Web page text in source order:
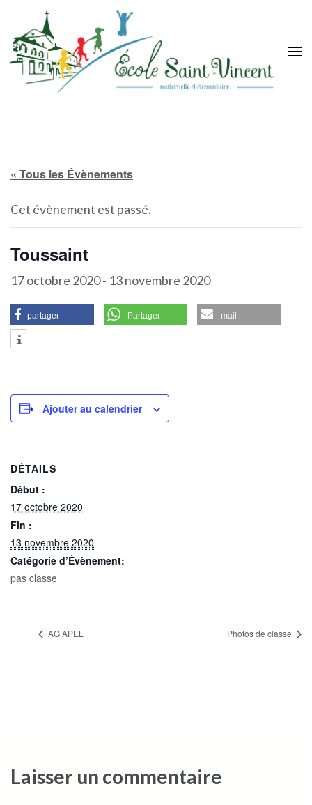
contenu
(Pressez
Entrée)
« Tous les Évènements
Cet évènement est passé.
Toussaint
17 octobre 2020- 13 novembre 2020
partager Partager mail
Ajouter au calendrier
DÉTAILS
Début :
17 octobre 2020
Fin :
13 novembre 2020
Catégorie d’Évènement:
pas classe
AG APEL Photos de classe
Laisser un commentaire